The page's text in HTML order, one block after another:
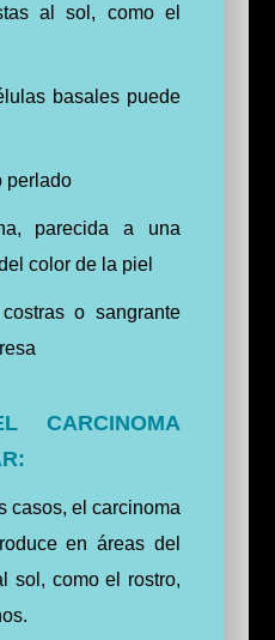
al sol, como el
basales puede
perlado
parecida a una
color de la piel
o sangrante
CARCINOMA
casos, el carcinoma
en áreas del
sol, como el rostro,